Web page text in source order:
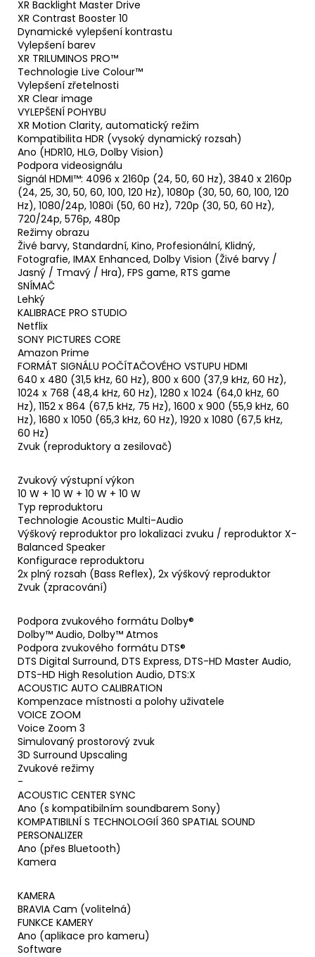
XR Backlight Master Drive
XR Contrast Booster 10
Dynamické vylepšení kontrastu
Vylepšení barev
XR TRILUMINOS PRO™
Technologie Live Colour™
Vylepšení zřetelnosti
XR Clear image
VYLEPŠENÍ POHYBU
XR Motion Clarity, automatický režim
Kompatibilita HDR (vysoký dynamický rozsah)
Ano (HDR10, HLG, Dolby Vision)
Podpora videosignálu
Signál HDMI™: 4096 x 2160p (24, 50, 60 Hz), 3840 x 2160p
(24, 25, 30, 50, 60, 100, 120 Hz), 1080p (30, 50, 60, 100, 120
Hz), 1080/24p, 1080i (50, 60 Hz), 720p (30, 50, 60 Hz),
720/24p, 576p, 480p
Režimy obrazu
Živé barvy, Standardní, Kino, Profesionální, Klidný,
Fotografie, IMAX Enhanced, Dolby Vision (Živé barvy /
Jasný / Tmavý / Hra), FPS game, RTS game
SNÍMAČ
Lehký
KALIBRACE PRO STUDIO
Netflix
SONY PICTURES CORE
Amazon Prime
FORMÁT SIGNÁLU POČÍTAČOVÉHO VSTUPU HDMI
640 x 480 (31,5 kHz, 60 Hz), 800 x 600 (37,9 kHz, 60 Hz),
1024 x 768 (48,4 kHz, 60 Hz), 1280 x 1024 (64,0 kHz, 60
Hz), 1152 x 864 (67,5 kHz, 75 Hz), 1600 x 900 (55,9 kHz, 60
Hz), 1680 x 1050 (65,3 kHz, 60 Hz), 1920 x 1080 (67,5 kHz,
60 Hz)
Zvuk (reproduktory a zesilovač)
Zvukový výstupní výkon
10 W + 10 W + 10 W + 10 W
Typ reproduktoru
Technologie Acoustic Multi-Audio
Výškový reproduktor pro lokalizaci zvuku / reproduktor X-
Balanced Speaker
Konfigurace reproduktoru
2x plný rozsah (Bass Reflex), 2x výškový reproduktor
Zvuk (zpracování)
Podpora zvukového formátu Dolby®
Dolby™ Audio, Dolby™ Atmos
Podpora zvukového formátu DTS®
DTS Digital Surround, DTS Express, DTS-HD Master Audio,
DTS-HD High Resolution Audio, DTS:X
ACOUSTIC AUTO CALIBRATION
Kompenzace místnosti a polohy uživatele
VOICE ZOOM
Voice Zoom 3
Simulovaný prostorový zvuk
3D Surround Upscaling
Zvukové režimy
-
ACOUSTIC CENTER SYNC
Ano (s kompatibilním soundbarem Sony)
KOMPATIBILNÍ S TECHNOLOGIÍ 360 SPATIAL SOUND
PERSONALIZER
Ano (přes Bluetooth)
Kamera
KAMERA
BRAVIA Cam (volitelná)
FUNKCE KAMERY
Ano (aplikace pro kameru)
Software